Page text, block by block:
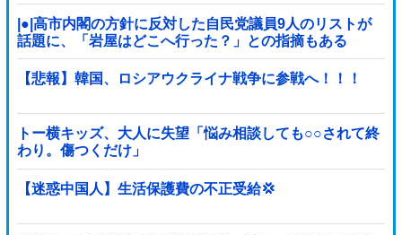
|●|高市内閣の方針に反対した自民党議員9人のリストが
話題に、「岩屋はどこへ行った？」との指摘もある
が……
【悲報】韓国、ロシアウクライナ戦争に参戦へ！！！
トー横キッズ、大人に失望「悩み相談しても○○されて終
わり。傷つくだけ」
【迷惑中国人】生活保護費の不正受給💢